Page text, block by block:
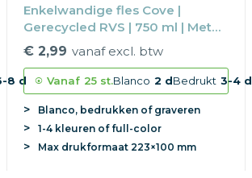
8 d
Enkelwandige fles Cove |
Gerecycled RVS | 750 ml | Met
schroefdop
€ 2,99 vanaf excl. btw
Vanaf 25 st.Blanco 2 dBedrukt 3-4 d
Blanco, bedrukken of graveren
1-4 kleuren of full-color
Max drukformaat 223×100 mm